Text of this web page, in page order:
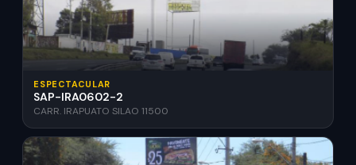
ESPECTACULAR
SAP-IRA0602-2
CARR. IRAPUATO SILAO 11500